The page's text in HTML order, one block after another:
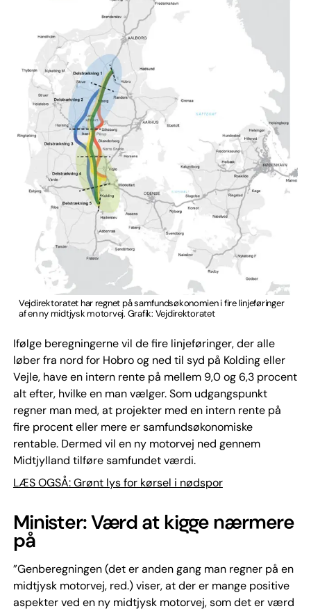
Vejdirektoratet har regnet på samfundsøkonomien i fire linjeføringer
af en ny midtjysk motorvej. Grafik: Vejdirektoratet
Ifølge beregningerne vil de fire linjeføringer, der alle
løber fra nord for Hobro og ned til syd på Kolding eller
Vejle, have en intern rente på mellem 9,0 og 6,3 procent
alt efter, hvilke en man vælger. Som udgangspunkt
regner man med, at projekter med en intern rente på
fire procent eller mere er samfundsøkonomiske
rentable. Dermed vil en ny motorvej ned gennem
Midtjylland tilføre samfundet værdi.
LÆS OGSÅ: Grønt lys for kørsel i nødspor
Minister: Værd at kigge nærmere
på
”Genberegningen (det er anden gang man regner på en
midtjysk motorvej, red.) viser, at der er mange positive
aspekter ved en ny midtjysk motorvej, som det er værd